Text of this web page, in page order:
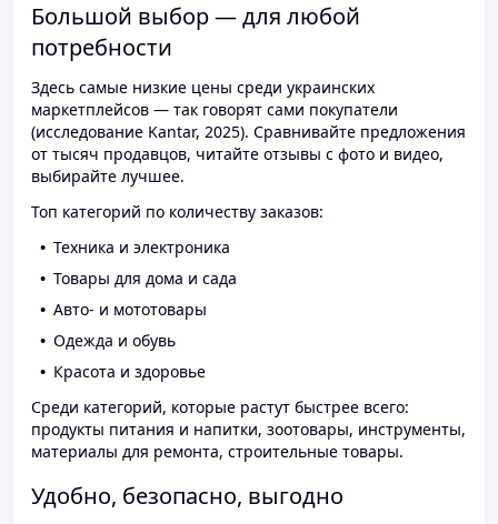
Большой выбор — для любой
потребности
Здесь самые низкие цены среди украинских
маркетплейсов — так говорят сами покупатели
(исследование Kantar, 2025). Сравнивайте предложения
от тысяч продавцов, читайте отзывы с фото и видео,
выбирайте лучшее.
Топ категорий по количеству заказов:
Техника и электроника
Товары для дома и сада
Авто- и мототовары
Одежда и обувь
Красота и здоровье
Среди категорий, которые растут быстрее всего:
продукты питания и напитки, зоотовары, инструменты,
материалы для ремонта, строительные товары.
Удобно, безопасно, выгодно